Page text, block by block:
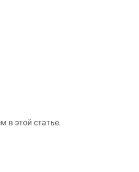
в этой статье.